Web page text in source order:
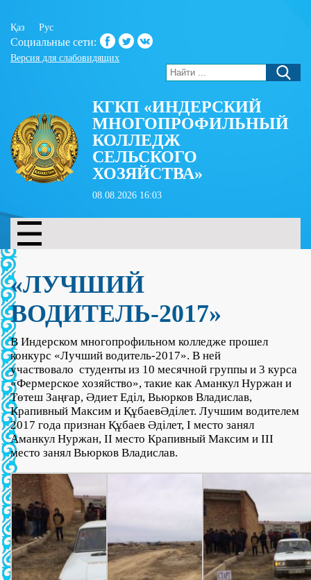
Қаз Рус
Социальные сети:
Версия для слабовидящих
КГКП «ИНДЕРСКИЙ
МНОГОПРОФИЛЬНЫЙ
КОЛЛЕДЖ
СЕЛЬСКОГО
ХОЗЯЙСТВА»
08.08.2026 16:03
«ЛУЧШИЙ
ВОДИТЕЛЬ-2017»
В Индерском многопрофильном колледже прошел
конкурс «Лучший водитель-2017». В ней
участвовало студенты из 10 месячной группы и 3 курса
«Фермерское хозяйство», такие как Аманкул Нуржан и
Төтеш Заңғар, Әдиет Еділ, Вьюрков Владислав,
Крапивный Максим и ҚұбаевӘділет. Лучшим водителем
2017 года признан Құбаев Әділет, І место занял
Аманкул Нуржан, ІІ место Крапивный Максим и ІІІ
место занял Вьюрков Владислав.